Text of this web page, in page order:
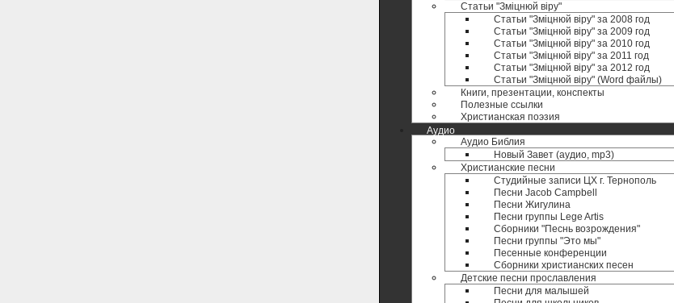
Статьи "Зміцнюй віру"
Статьи "Зміцнюй віру" за 2008 год
Статьи "Зміцнюй віру" за 2009 год
Статьи "Зміцнюй віру" за 2010 год
Статьи "Зміцнюй віру" за 2011 год
Статьи "Зміцнюй віру" за 2012 год
Статьи "Зміцнюй віру" (Word файлы)
Книги, презентации, конспекты
Полезные ccылки
Христианская поэзия
Аудио
Аудио Библия
Новый Завет (аудио, mp3)
Христианские песни
Студийные записи ЦХ г. Тернополь
Песни Jacob Campbell
Песни Жигулина
Песни группы Lege Artis
Сборники "Песнь возрождения"
Песни группы "Это мы"
Песенные конференции
Сборники христианских песен
Детские песни прославления
Песни для малышей